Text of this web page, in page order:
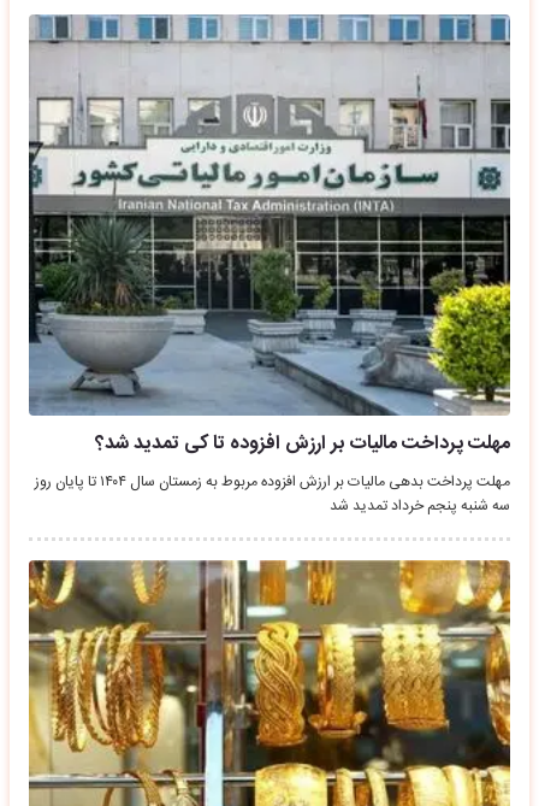
مهلت پرداخت مالیات بر ارزش افزوده تا کی تمدید شد؟
مهلت پرداخت بدهی مالیات بر ارزش افزوده مربوط به زمستان سال ۱۴۰۴ تا پایان روز
سه شنبه پنجم خرداد تمدید شد